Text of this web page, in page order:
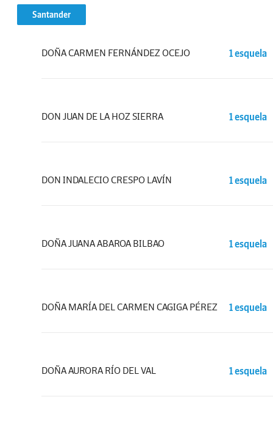
Santander
DOÑA CARMEN FERNÁNDEZ OCEJO 1 esquela
DON JUAN DE LA HOZ SIERRA 1 esquela
DON INDALECIO CRESPO LAVÍN 1 esquela
DOÑA JUANA ABAROA BILBAO 1 esquela
DOÑA MARÍA DEL CARMEN CAGIGA PÉREZ 1 esquela
DOÑA AURORA RÍO DEL VAL 1 esquela